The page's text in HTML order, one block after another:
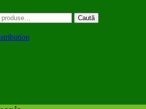
Caută